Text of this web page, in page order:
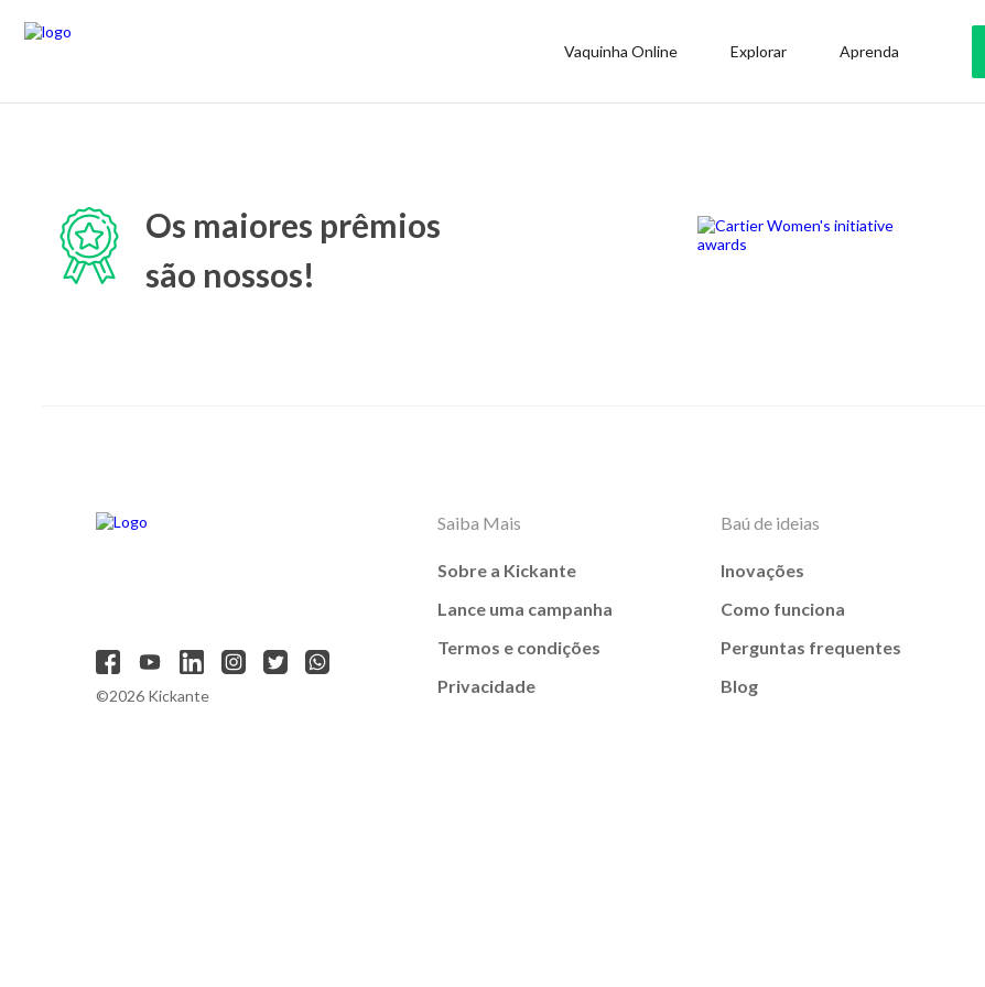
Vaquinha Online Explorar Aprenda
Os maiores prêmios
são nossos!
©2026 Kickante
Saiba Mais
Sobre a Kickante
Lance uma campanha
Termos e condições
Privacidade
Baú de ideias
Inovações
Como funciona
Perguntas frequentes
Blog